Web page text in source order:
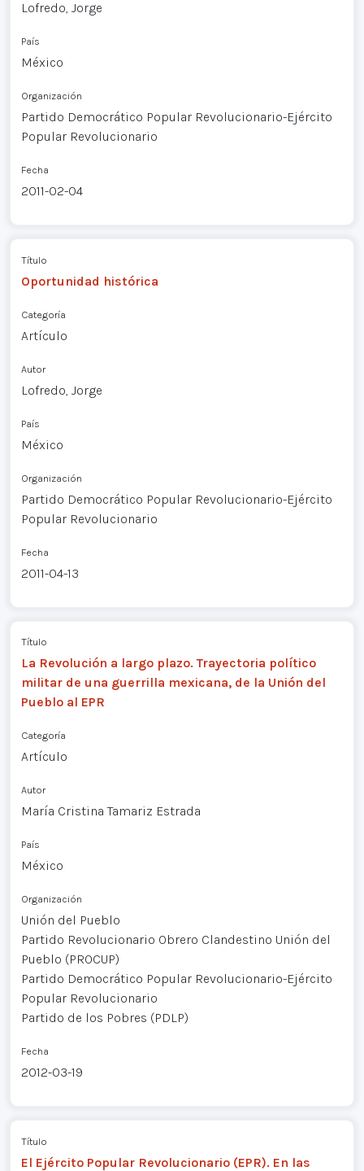
Lofredo, Jorge
País
México
Organización
Partido Democrático Popular Revolucionario-Ejército
Popular Revolucionario
Fecha
2011-02-04
Título
Oportunidad histórica
Categoría
Artículo
Autor
Lofredo, Jorge
País
México
Organización
Partido Democrático Popular Revolucionario-Ejército
Popular Revolucionario
Fecha
2011-04-13
Título
La Revolución a largo plazo. Trayectoria político
militar de una guerrilla mexicana, de la Unión del
Pueblo al EPR
Categoría
Artículo
Autor
María Cristina Tamariz Estrada
País
México
Organización
Unión del Pueblo
Partido Revolucionario Obrero Clandestino Unión del
Pueblo (PROCUP)
Partido Democrático Popular Revolucionario-Ejército
Popular Revolucionario
Partido de los Pobres (PDLP)
Fecha
2012-03-19
Título
El Ejército Popular Revolucionario (EPR). En las